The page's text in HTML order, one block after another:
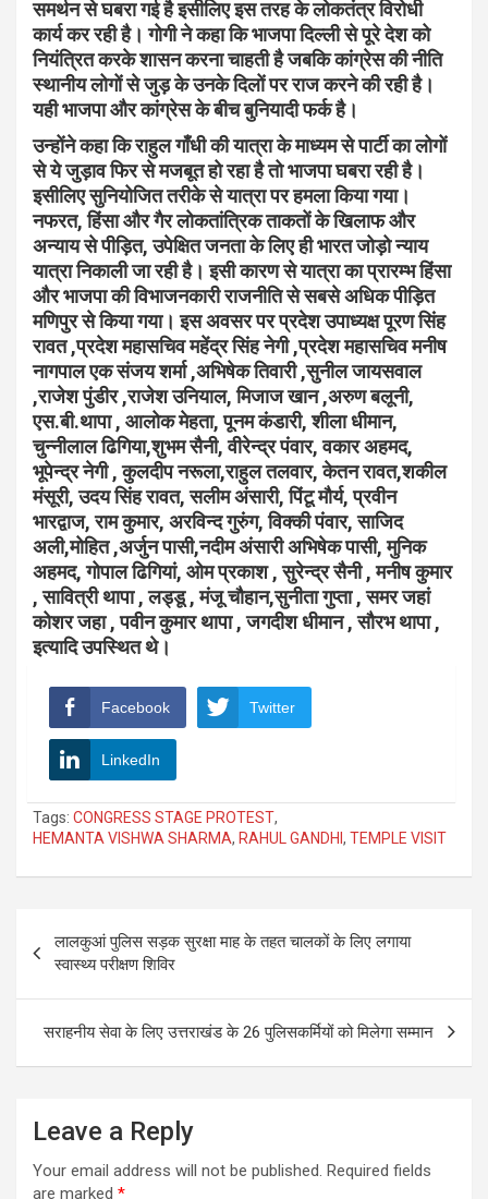
समर्थन से घबरा गई है इसीलिए इस तरह के लोकतंत्र विरोधी
कार्य कर रही है। गोगी ने कहा कि भाजपा दिल्ली से पूरे देश को
नियंत्रित करके शासन करना चाहती है जबकि कांग्रेस की नीति
स्थानीय लोगों से जुड़ के उनके दिलों पर राज करने की रही है।
यही भाजपा और कांग्रेस के बीच बुनियादी फर्क है।
उन्होंने कहा कि राहुल गाँधी की यात्रा के माध्यम से पार्टी का लोगों
से ये जुड़ाव फिर से मजबूत हो रहा है तो भाजपा घबरा रही है।
इसीलिए सुनियोजित तरीके से यात्रा पर हमला किया गया।
नफरत, हिंसा और गैर लोकतांत्रिक ताकतों के खिलाफ और
अन्याय से पीड़ित, उपेक्षित जनता के लिए ही भारत जोड़ो न्याय
यात्रा निकाली जा रही है। इसी कारण से यात्रा का प्रारम्भ हिंसा
और भाजपा की विभाजनकारी राजनीति से सबसे अधिक पीड़ित
मणिपुर से किया गया। इस अवसर पर प्रदेश उपाध्यक्ष पूरण सिंह
रावत ,प्रदेश महासचिव महेंद्र सिंह नेगी ,प्रदेश महासचिव मनीष
नागपाल एक संजय शर्मा ,अभिषेक तिवारी ,सुनील जायसवाल
,राजेश पुंडीर ,राजेश उनियाल, मिजाज खान ,अरुण बलूनी,
एस.बी.थापा , आलोक मेहता, पूनम कंडारी, शीला धीमान,
चुन्नीलाल ढिगिया,शुभम सैनी, वीरेन्द्र पंवार, वकार अहमद,
भूपेन्द्र नेगी , कुलदीप नरूला,राहुल तलवार, केतन रावत,शकील
मंसूरी, उदय सिंह रावत, सलीम अंसारी, पिंटू मौर्य, प्रवीन
भारद्वाज, राम कुमार, अरविन्द गुरुंग, विक्की पंवार, साजिद
अली,मोहित ,अर्जुन पासी,नदीम अंसारी अभिषेक पासी, मुनिक
अहमद, गोपाल ढिगियां, ओम प्रकाश , सुरेन्द्र सैनी , मनीष कुमार
, सावित्री थापा , लड्डू , मंजू चौहान,सुनीता गुप्ता , समर जहां
कोशर जहा , पवीन कुमार थापा , जगदीश धीमान , सौरभ थापा ,
इत्यादि उपस्थित थे।
Facebook Twitter
LinkedIn
Tags: CONGRESS STAGE PROTEST,
HEMANTA VISHWA SHARMA, RAHUL GANDHI , TEMPLE VISIT
navigation
लालकुआं पुलिस सड़क सुरक्षा माह के तहत चालकों के लिए लगाया
स्वास्थ्य परीक्षण शिविर
सराहनीय सेवा के लिए उत्तराखंड के 26 पुलिसकर्मियों को मिलेगा सम्मान
Leave a Reply
Your email address will not be published. Required fields
are marked *